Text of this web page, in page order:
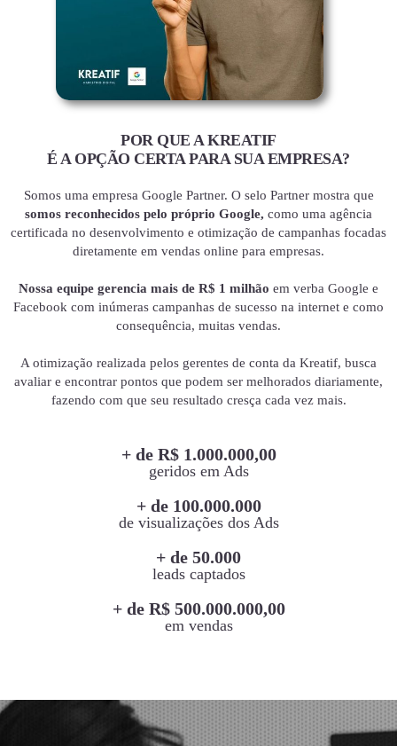
POR QUE A KREATIF
É A OPÇÃO CERTA PARA SUA EMPRESA?
Somos uma empresa Google Partner. O selo Partner mostra que
somos reconhecidos pelo próprio Google, como uma agência
certificada no desenvolvimento e otimização de campanhas focadas
diretamente em vendas online para empresas.
Nossa equipe gerencia mais de R$ 1 milhão em verba Google e
Facebook com inúmeras campanhas de sucesso na internet e como
consequência, muitas vendas.
A otimização realizada pelos gerentes de conta da Kreatif, busca
avaliar e encontrar pontos que podem ser melhorados diariamente,
fazendo com que seu resultado cresça cada vez mais.
+ de R$ 1.000.000,00
geridos em Ads
+ de 100.000.000
de visualizações dos Ads
+ de 50.000
leads captados
+ de R$ 500.000.000,00
em vendas